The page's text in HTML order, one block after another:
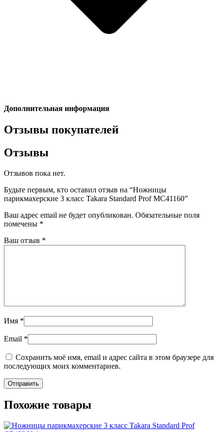
Дополнительная информация
Отзывы покупателей
Отзывы
Отзывов пока нет.
Будьте первым, кто оставил отзыв на “Ножницы
парикмахерские 3 класс Takara Standard Prof MC41160”
Ваш адрес email не будет опубликован. Обязательные поля
помечены *
Ваш отзыв *
Имя *
Email *
Сохранить моё имя, email и адрес сайта в этом браузере для
последующих моих комментариев.
Похожие товары